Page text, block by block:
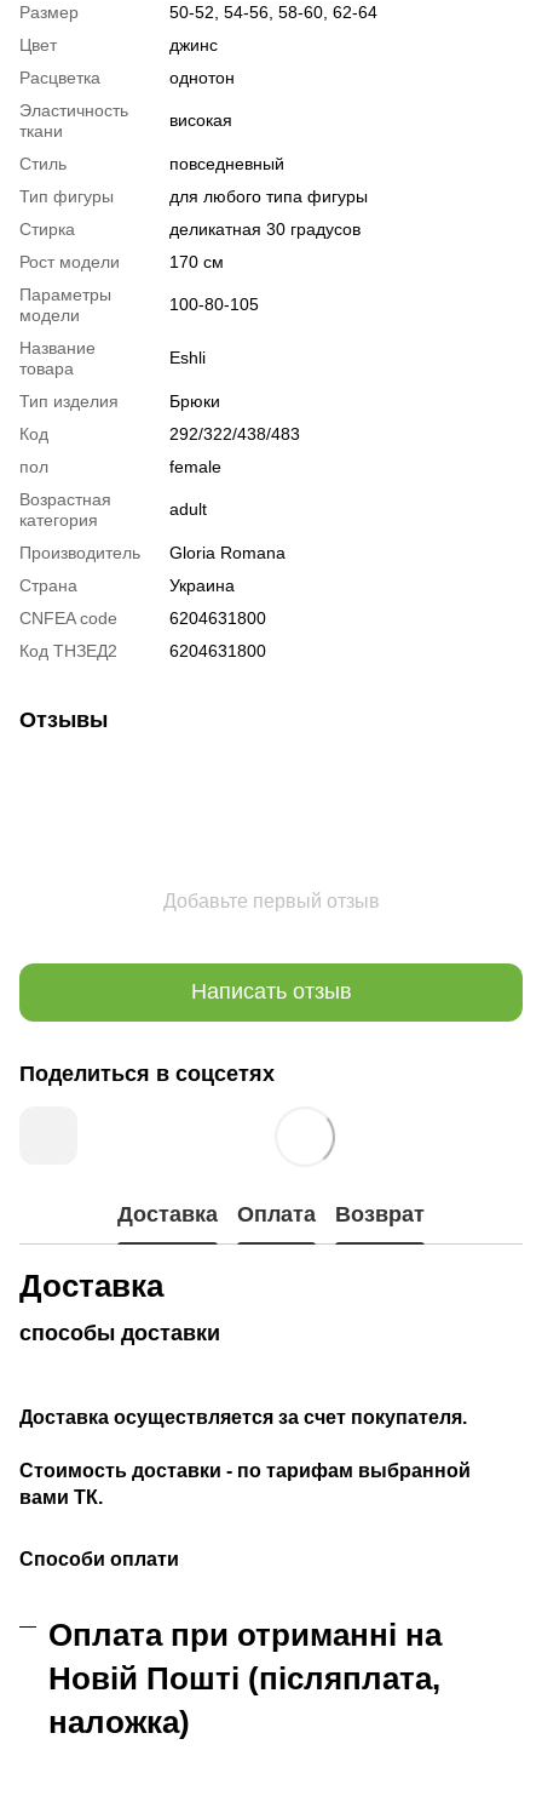
Размер
50-52, 54-56, 58-60, 62-64
Цвет
джинс
Расцветка
однотон
Эластичность
ткани
високая
Стиль
повседневный
Тип фигуры
для любого типа фигуры
Стирка
деликатная 30 градусов
Рост модели
170 см
Параметры
модели
100-80-105
Название
товара
Eshlі
Тип изделия
Брюки
Код
292/322/438/483
пол
female
Возрастная
категория
adult
Производитель
Gloria Romana
Страна
Украина
CNFEA code
6204631800
Код ТНЗЕД2
6204631800
Отзывы
Добавьте первый отзыв
Написать отзыв
Поделиться в соцсетях
Доставка Оплата Возврат
Доставка
способы доставки
Доставка осуществляется за счет покупателя.
Стоимость доставки - по тарифам выбранной
вами ТК.
Способи оплати
Оплата при отриманні на
Новій Пошті (післяплата,
наложка)